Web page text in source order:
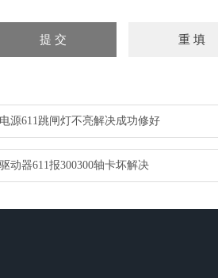
源611跳闸灯不亮解决成功修好
动器611报300300轴卡坏解决